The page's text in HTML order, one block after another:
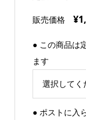
販売価格
● この商品は
ます
● ポストに入